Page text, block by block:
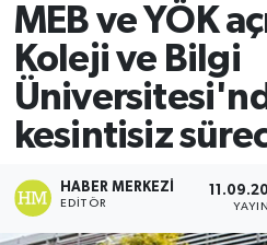
MEB ve YÖK
Koleji ve Bilgi
kesintisiz
HABER MERKEZI
EDITÖR
SPOR